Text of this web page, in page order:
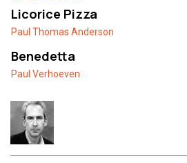
Licorice Pizza
Paul Thomas Anderson
Benedetta
Paul Verhoeven